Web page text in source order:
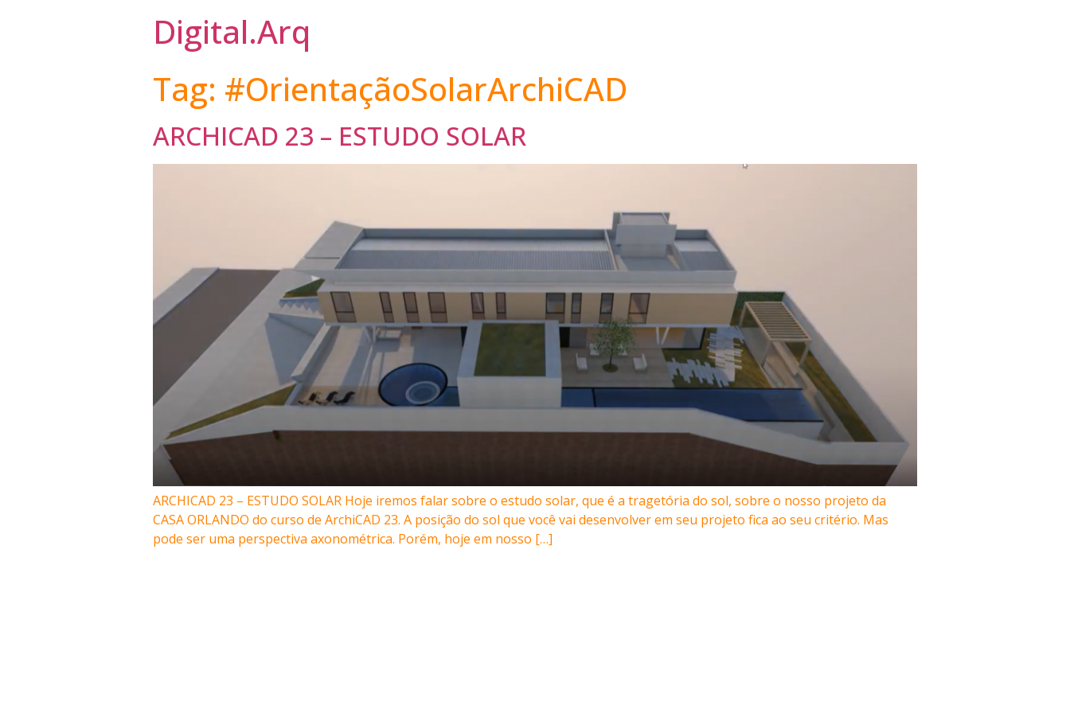
Digital.Arq
Tag: #OrientaçãoSolarArchiCAD
ARCHICAD 23 – ESTUDO SOLAR
ARCHICAD 23 – ESTUDO SOLAR Hoje iremos falar sobre o estudo solar, que é a tragetória do sol, sobre o nosso projeto da
CASA ORLANDO do curso de ArchiCAD 23. A posição do sol que você vai desenvolver em seu projeto fica ao seu critério. Mas
pode ser uma perspectiva axonométrica. Porém, hoje em nosso […]